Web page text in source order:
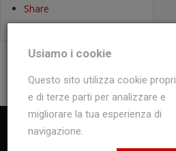
Share
Usiamo i cookie
Questo sito utilizza cookie propri
e di terze parti per analizzare e
migliorare la tua esperienza di
navigazione.